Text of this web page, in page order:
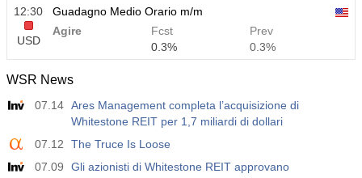
12:30
USD
Guadagno Medio Orario m/m
Agire
Fcst
0.3%
Prev
0.3%
12:30
Guadagno Medio Orario a/a
Agire
Fcst
3.5%
Prev
3.5%
12:30
Libri Paga Privati Non Agricoli
WSR News
07.14 Ares Management completa l’acquisizione di
Whitestone REIT per 1,7 miliardi di dollari
07.12
The Truce Is Loose
07.09
Gli azionisti di Whitestone REIT approvano